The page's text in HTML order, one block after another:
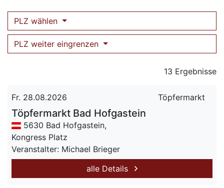
PLZ wählen
PLZ weiter eingrenzen
13 Ergebnisse
Fr. 28.08.2026 Töpfermarkt
Töpfermarkt Bad Hofgastein
5630 Bad Hofgastein,
Kongress Platz
Veranstalter: Michael Brieger
alle Details